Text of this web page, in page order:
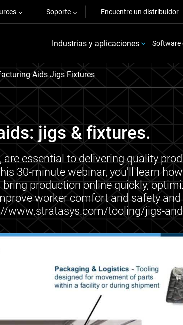
Soporte Encuentre un distribuidor
Industrias y aplicaciones Software
Aids Jigs Fixtures
jigs & fixtures.
essential to delivering quality
30-minute webinar, you'll learn
production online quickly,
worker comfort and safety
www.stratasys.com/tooling/jigs-